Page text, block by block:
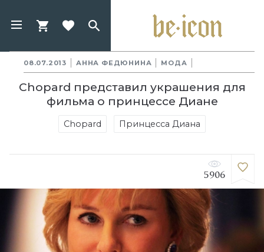
08.07.2013 АННА ФЕДЮНИНА МОДА
Chopard представил украшения для
фильма о принцессе Диане
Chopard Принцесса Диана
5906